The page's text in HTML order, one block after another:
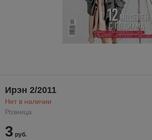
Ирэн 2/2011
Нет в наличии
Розница
3 руб.